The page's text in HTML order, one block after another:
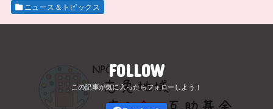
ニュース＆トピックス
FOLLOW